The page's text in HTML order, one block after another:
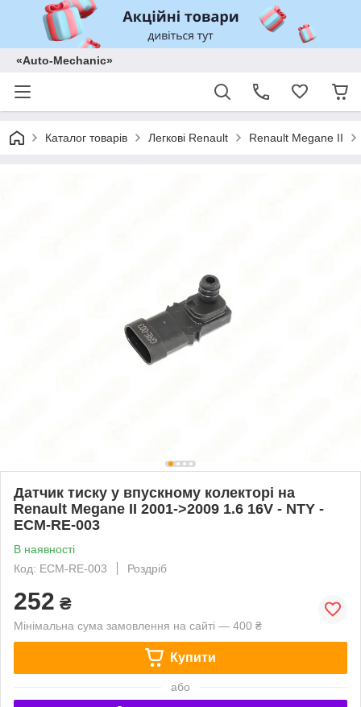
«Auto-Mechanic»
Каталог товарів Легкові Renault Renault Megane II
Датчик тиску у впускному колекторі на
Renault Megane II 2001->2009 1.6 16V - NTY -
ECM-RE-003
В наявності
Код: ECM-RE-003
Роздріб
252 ₴
Мінімальна сума замовлення на сайті — 400 ₴
Купити
або